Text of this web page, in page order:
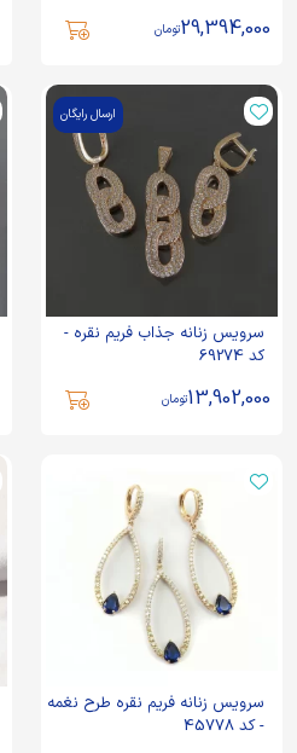
29,394,000تومان
ارسال رایگان
سرویس زنانه جذاب فریم نقره -
کد 69274
13,902,000تومان
سرویس زنانه فریم نقره طرح نغمه
- کد 45778